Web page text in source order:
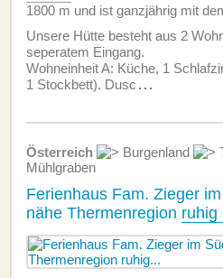
1800 m und ist ganzjährig mit
Unsere Hütte besteht aus 2
seperatem Eingang.
Wohneinheit A: Küche, 1
1 Stockbett). Dusc ...
Österreich Burgenland
Mühlgraben
Ferienhaus Fam. Zieger
nähe Thermenregion ruhig